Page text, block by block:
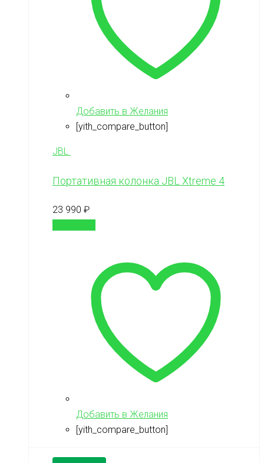
Добавить в Желания
[yith_compare_button]
JBL
Портативная колонка JBL Xtreme 4
23 990 ₽
Добавить в Желания
[yith_compare_button]